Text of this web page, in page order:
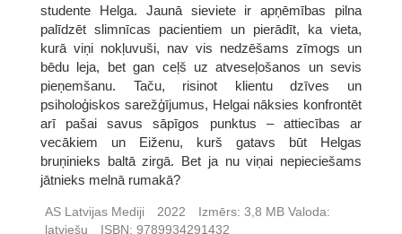
studente Helga. Jaunā sieviete ir apņēmības pilna
palīdzēt slimnīcas pacientiem un pierādīt, ka vieta,
kurā viņi nokļuvuši, nav vis nedzēšams zīmogs un
bēdu leja, bet gan ceļš uz atveseļošanos un sevis
pieņemšanu. Taču, risinot klientu dzīves un
psiholoģiskos sarežģījumus, Helgai nāksies konfrontēt
arī pašai savus sāpīgos punktus – attiecības ar
vecākiem un Eiženu, kurš gatavs būt Helgas
bruņinieks baltā zirgā. Bet ja nu viņai nepieciešams
jātnieks melnā rumakā?
AS Latvijas Mediji 2022 Izmērs: 3,8 MB Valoda:
latviešu
ISBN: 9789934291432